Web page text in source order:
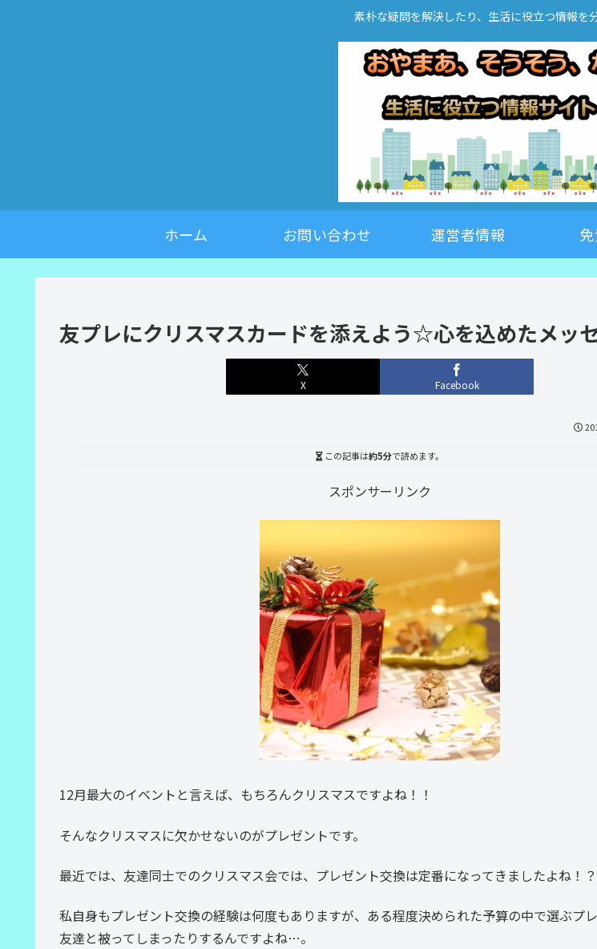
素朴な疑問を解決したり、生活に役立つ情報を
ホーム お問い合わせ 運営者情報
友プレにクリスマスカードを添えよう☆心を込めたメッ
X Facebook
この記事は約5分で読めます。
スポンサーリンク
12月最大のイベントと言えば、もちろんクリスマスですよね！！
そんなクリスマスに欠かせないのがプレゼントです。
最近では、友達同士でのクリスマス会では、プレゼント交換は定番になってきましたよね！？
私自身もプレゼント交換の経験は何度もありますが、ある程度決められた予算の中で選ぶプ
友達と被ってしまったりするんですよね…。